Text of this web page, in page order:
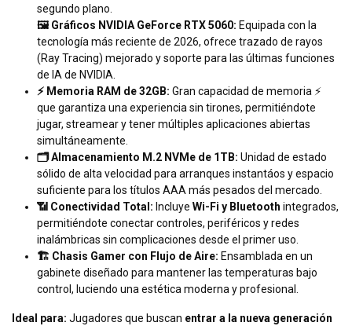
segundo plano.
🖼️ Gráficos NVIDIA GeForce RTX 5060: Equipada con la
tecnología más reciente de 2026, ofrece trazado de rayos
(Ray Tracing) mejorado y soporte para las últimas funciones
de IA de NVIDIA.
⚡ Memoria RAM de 32GB: Gran capacidad de memoria ⚡
que garantiza una experiencia sin tirones, permitiéndote
jugar, streamear y tener múltiples aplicaciones abiertas
simultáneamente.
🗂️ Almacenamiento M.2 NVMe de 1TB: Unidad de estado
sólido de alta velocidad para arranques instantáos y espacio
suficiente para los títulos AAA más pesados del mercado.
📶 Conectividad Total: Incluye Wi-Fi y Bluetooth integrados,
permitiéndote conectar controles, periféricos y redes
inalámbricas sin complicaciones desde el primer uso.
🏗️ Chasis Gamer con Flujo de Aire: Ensamblada en un
gabinete diseñado para mantener las temperaturas bajo
control, luciendo una estética moderna y profesional.
Ideal para: Jugadores que buscan entrar a la nueva generación